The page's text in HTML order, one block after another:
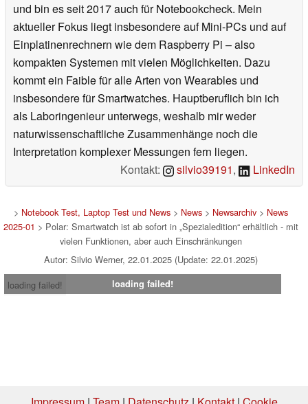
und bin es seit 2017 auch für Notebookcheck. Mein
aktueller Fokus liegt insbesondere auf Mini-PCs und auf
Einplatinenrechnern wie dem Raspberry Pi – also
kompakten Systemen mit vielen Möglichkeiten. Dazu
kommt ein Faible für alle Arten von Wearables und
insbesondere für Smartwatches. Hauptberuflich bin ich
als Laboringenieur unterwegs, weshalb mir weder
naturwissenschaftliche Zusammenhänge noch die
Interpretation komplexer Messungen fern liegen.
Kontakt:
silvio39191, LinkedIn
> Notebook Test, Laptop Test und News> News> Newsarchiv> News
2025-01 > Polar: Smartwatch ist ab sofort in „Spezialedition“ erhältlich - mit
vielen Funktionen, aber auch Einschränkungen
Autor: Silvio Werner, 22.01.2025 (Update: 22.01.2025)
loading failed!
loading failed!